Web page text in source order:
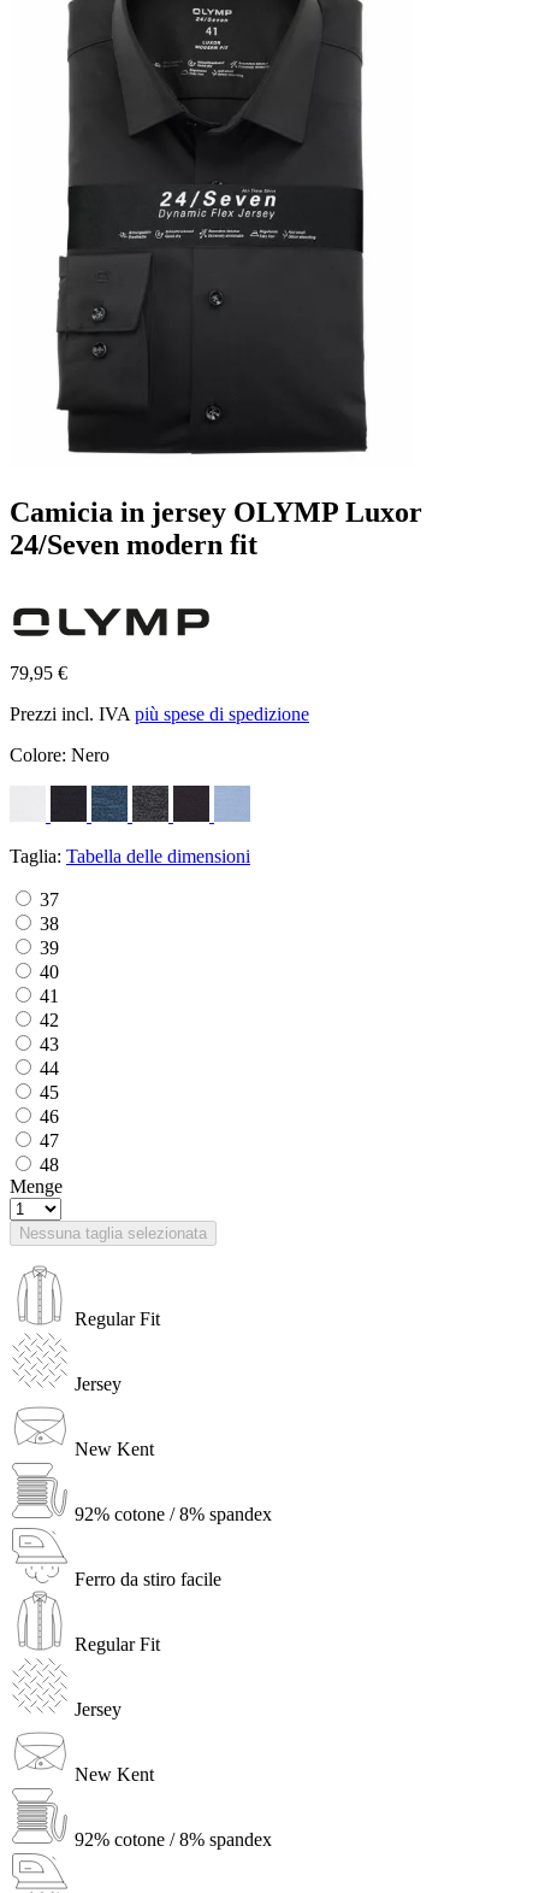
Camicia in jersey OLYMP Luxor
24/Seven modern fit
79,95 €
Prezzi incl. IVA più spese di spedizione
Colore: Nero
Taglia: Tabella delle dimensioni
37
38
39
40
41
42
43
44
45
46
47
48
Menge
Nessuna taglia selezionata
Regular Fit
Jersey
New Kent
92% cotone / 8% spandex
Ferro da stiro facile
Regular Fit
Jersey
New Kent
92% cotone / 8% spandex